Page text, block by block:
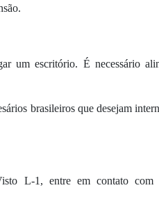
escritório. É necessário
brasileiros que desejam
L-1, entre em contato com